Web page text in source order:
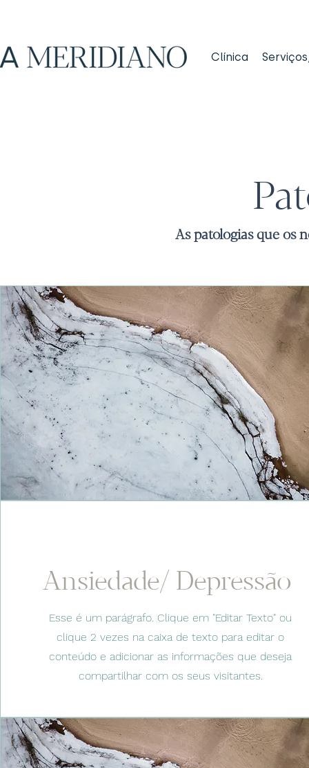
Clínica
As patologias que os
Ansiedade/ Depressão
Esse é um parágrafo. Clique em "Editar Texto" ou
clique 2 vezes na caixa de texto para editar o
conteúdo e adicionar as informações que deseja
compartilhar com os seus visitantes.